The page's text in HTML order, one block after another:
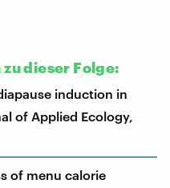
dieser Folge:
induction in
of Applied Ecology,
of menu calorie